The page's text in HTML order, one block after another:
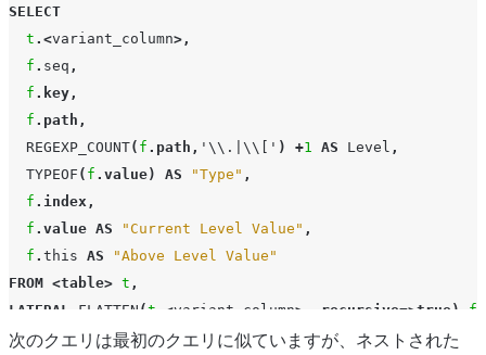
SELECT
t .<variant_column>,
f . seq ,
f . key ,
f . path ,
REGEXP_COUNT( f . path , '\\.|\\[' ) +1 AS Level ,
TYPEOF ( f . value) AS "Type" ,
f . index ,
f . value AS "Current Level Value" ,
f . this AS
"Above Level Value"
FROM <table> t ,
LATERAL
FLATTEN (t .<variant_column>, recursive=> true ) f
次のクエリは最初のクエリに似ていますが、ネストされた